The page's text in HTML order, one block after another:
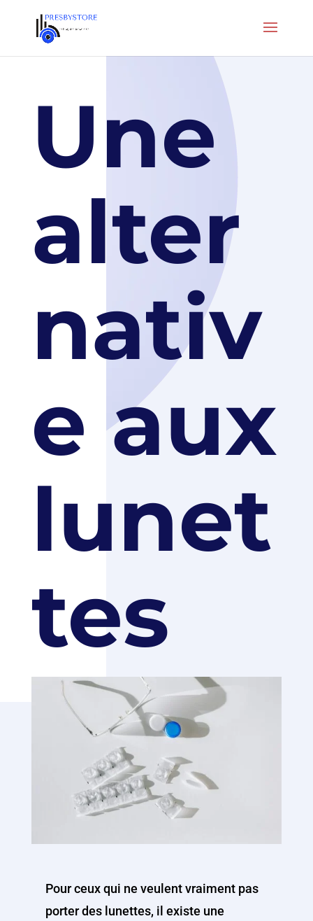
Une
alter
nativ
e aux
lunet
tes
Pour ceux qui ne veulent vraiment pas
porter des lunettes, il existe une